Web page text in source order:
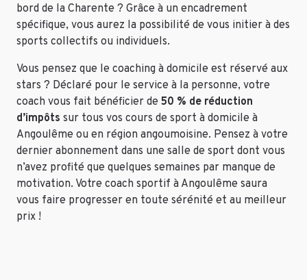
bord de la Charente ? Grâce à un encadrement
spécifique, vous aurez la possibilité de vous initier à des
sports collectifs ou individuels.
Vous pensez que le coaching à domicile est réservé aux
stars ? Déclaré pour le service à la personne, votre
coach vous fait bénéficier de 50 % de réduction
d’impôts sur tous vos cours de sport à domicile à
Angoulême ou en région angoumoisine. Pensez à votre
dernier abonnement dans une salle de sport dont vous
n’avez profité que quelques semaines par manque de
motivation. Votre coach sportif à Angoulême saura
vous faire progresser en toute sérénité et au meilleur
prix !